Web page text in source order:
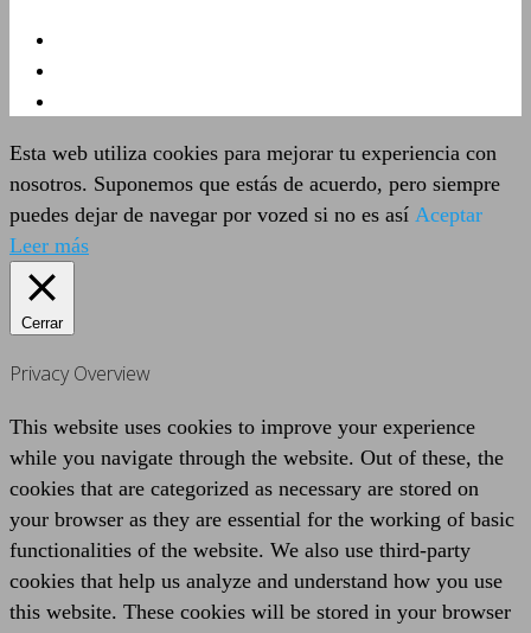
Esta web utiliza cookies para mejorar tu experiencia con
nosotros. Suponemos que estás de acuerdo, pero siempre
puedes dejar de navegar por vozed si no es así Aceptar
Leer más
Cerrar
Privacy Overview
This website uses cookies to improve your experience
while you navigate through the website. Out of these, the
cookies that are categorized as necessary are stored on
your browser as they are essential for the working of basic
functionalities of the website. We also use third-party
cookies that help us analyze and understand how you use
this website. These cookies will be stored in your browser